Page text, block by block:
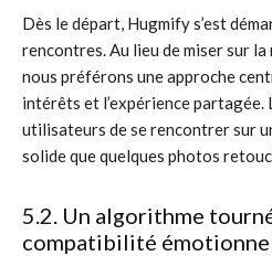
Dès le départ, Hugmify s’est
rencontres. Au lieu de miser sur
nous préférons une approche
intérêts et l’expérience partagée.
utilisateurs de se rencontrer sur
solide que quelques photos
5.2. Un algorithme
compatibilité